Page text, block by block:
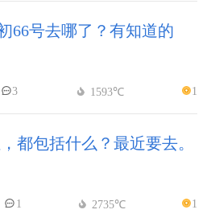
66号去哪了？有知道的
3 1593℃ 1
都包括什么？最近要去。
1 2735℃ 1